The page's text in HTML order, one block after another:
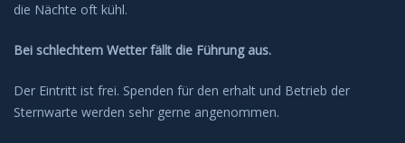
die Nächte oft kühl.
Bei schlechtem Wetter fällt die Führung aus.
Der Eintritt ist frei. Spenden für den erhalt und Betrieb der
Sternwarte werden sehr gerne angenommen.